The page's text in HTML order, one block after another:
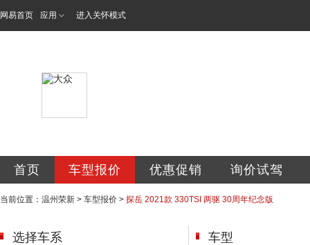
网易首页 应用 进入关怀模式
首页 车型报价 优惠促销 询价试驾
当前位置： 温州荣新 > 车型报价 > 探岳 2021款 330TSI 两驱 30周年纪念版
选择车系 车型